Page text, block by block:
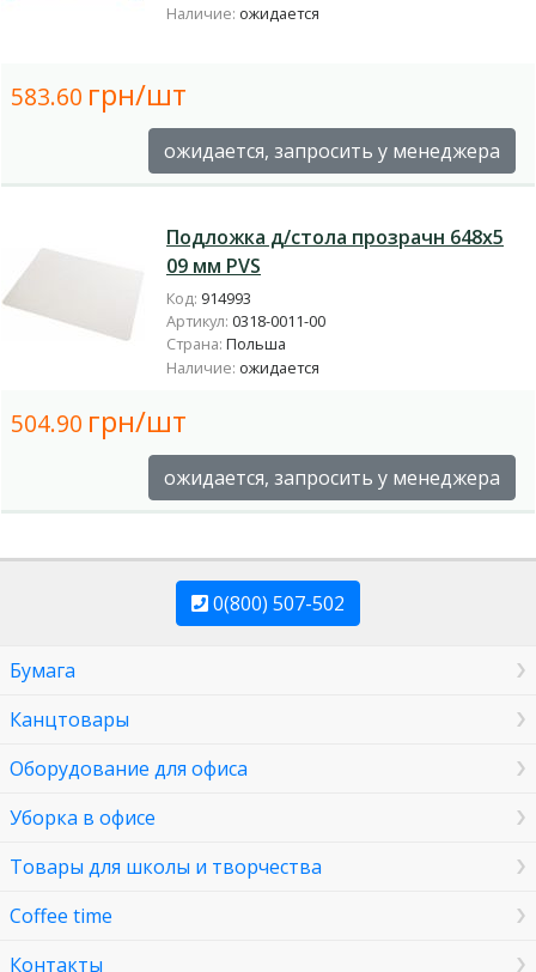
Наличие: ожидается
583.60 грн/шт
ожидается, запросить у менеджера
Подложка д/стола прозрачн 648х5
09 мм PVS
Код: 914993
Артикул: 0318-0011-00
Страна: Польша
Наличие: ожидается
504.90 грн/шт
ожидается, запросить у менеджера
0(800) 507-502
Бумага
Канцтовары
Оборудование для офиса
Уборка в офисе
Товары для школы и творчества
Coffee time
Контакты